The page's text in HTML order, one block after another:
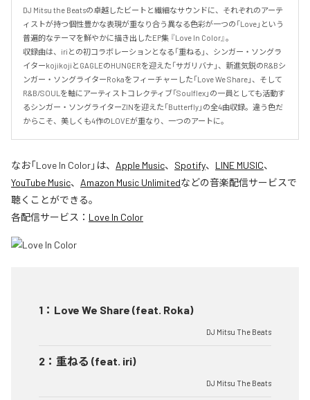
DJ Mitsu the Beatsの卓越したビートと繊細なサウンドに、それぞれのアーテ
ィストが持つ個性豊かな表現が重なり合う異なる色彩が一つの「Love」という
普遍的なテーマを鮮やかに描き出したEP集 『Love In Color』。
収録曲は、iriとの初コラボレーションとなる「重ねる」、シンガー・ソングラ
イターkojikojiとGAGLEのHUNGERを迎えた「サガリバナ」、新進気鋭のR&Bシ
ンガー・ソングライターRokaをフィーチャーした「Love We Share」、そして
R&B/SOULを軸にアーティストコレクティブ「Soulflex」の一員としても活動す
るシンガー・ソングライターZINを迎えた「Butterfly」の全4曲収録。違う色だ
からこそ、美しくも4作のLOVEが重なり、一つのアートに。
なお「Love In Color」は、 Apple Music、 Spotify、 LINE MUSIC、
YouTube Music、 Amazon Music Unlimitedなどの音楽配信サービスで
聴くことができる。
各配信サービス： Love In Color
1 ： Love We Share (feat. Roka)
DJ Mitsu The Beats
2 ： 重ねる (feat. iri)
DJ Mitsu The Beats